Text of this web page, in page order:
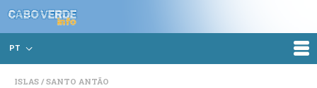
PT
ISLAS SANTO ANTÃO